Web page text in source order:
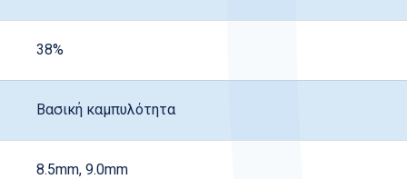
38%
Βασική καμπυλότητα
8.5mm, 9.0mm